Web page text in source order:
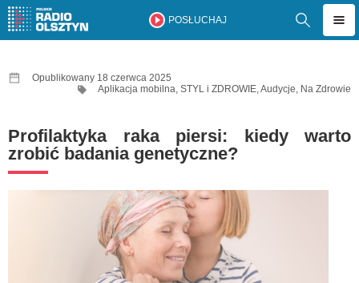
POSŁUCHAJ
Opublikowany 18 czerwca 2025
Aplikacja mobilna, STYL i ZDROWIE,Audycje, Na Zdrowie
Profilaktyka raka piersi: kiedy warto
zrobić badania genetyczne?